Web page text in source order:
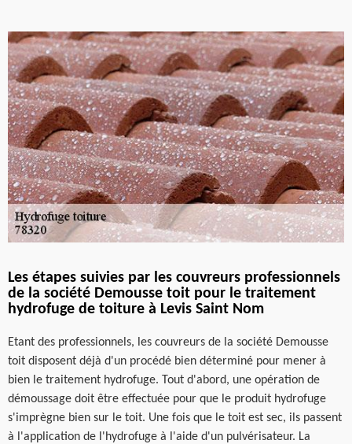
Les étapes suivies par les couvreurs professionnels
de la société Demousse toit pour le traitement
hydrofuge de toiture à Levis Saint Nom
Etant des professionnels, les couvreurs de la société Demousse
toit disposent déjà d'un procédé bien déterminé pour mener à
bien le traitement hydrofuge. Tout d'abord, une opération de
démoussage doit être effectuée pour que le produit hydrofuge
s'imprègne bien sur le toit. Une fois que le toit est sec, ils passent
à l'application de l'hydrofuge à l'aide d'un pulvérisateur. La